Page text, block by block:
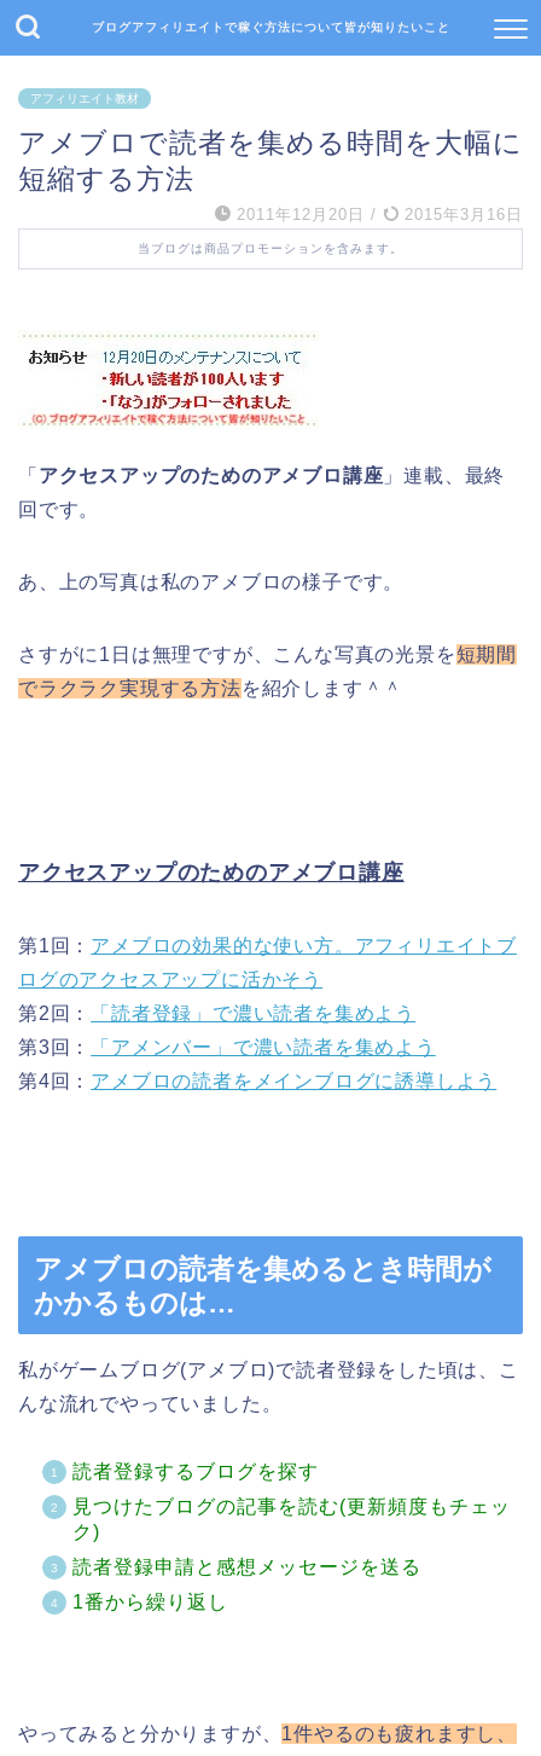
ブログアフィリエイトで稼ぐ方法について皆が知りたいこと
アフィリエイト教材
アメブロで読者を集める時間を大幅に
短縮する方法
2011年12月20日 / 2015年3月16日
当ブログは商品プロモーションを含みます。
「 アクセスアップのためのアメブロ講座 」連載、最終
回です。
あ、上の写真は私のアメブロの様子です。
さすがに1日は無理ですが、こんな写真の光景を短期間
でラクラク実現する方法を紹介します＾＾
アクセスアップのためのアメブロ講座
第1回： アメブロの効果的な使い方。アフィリエイトブ
ログのアクセスアップに活かそう
第2回：
「読者登録」で濃い読者を集めよう
第3回：
「アメンバー」で濃い読者を集めよう
第4回： アメブロの読者をメインブログに誘導しよう
アメブロの読者を集めるとき時間が
かかるものは…
私がゲームブログ(アメブロ)で読者登録をした頃は、こ
んな流れでやっていました。
読者登録するブログを探す
見つけたブログの記事を読む(更新頻度もチェッ
ク)
読者登録申請と感想メッセージを送る
1番から繰り返し
やってみると分かりますが、 1件やるのも疲れますし、